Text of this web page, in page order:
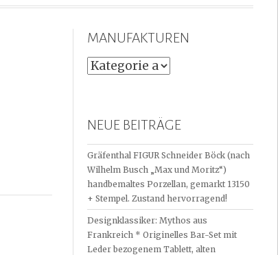
MANUFAKTUREN
MANUFAKTUREN
NEUE BEITRÄGE
Gräfenthal FIGUR Schneider Böck (nach
Wilhelm Busch „Max und Moritz“)
handbemaltes Porzellan, gemarkt 13150
+ Stempel. Zustand hervorragend!
Designklassiker: Mythos aus
Frankreich * Originelles Bar-Set mit
Leder bezogenem Tablett, alten